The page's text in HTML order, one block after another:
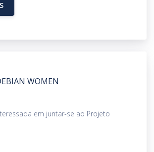
WOMEN
em juntar-se ao Projeto